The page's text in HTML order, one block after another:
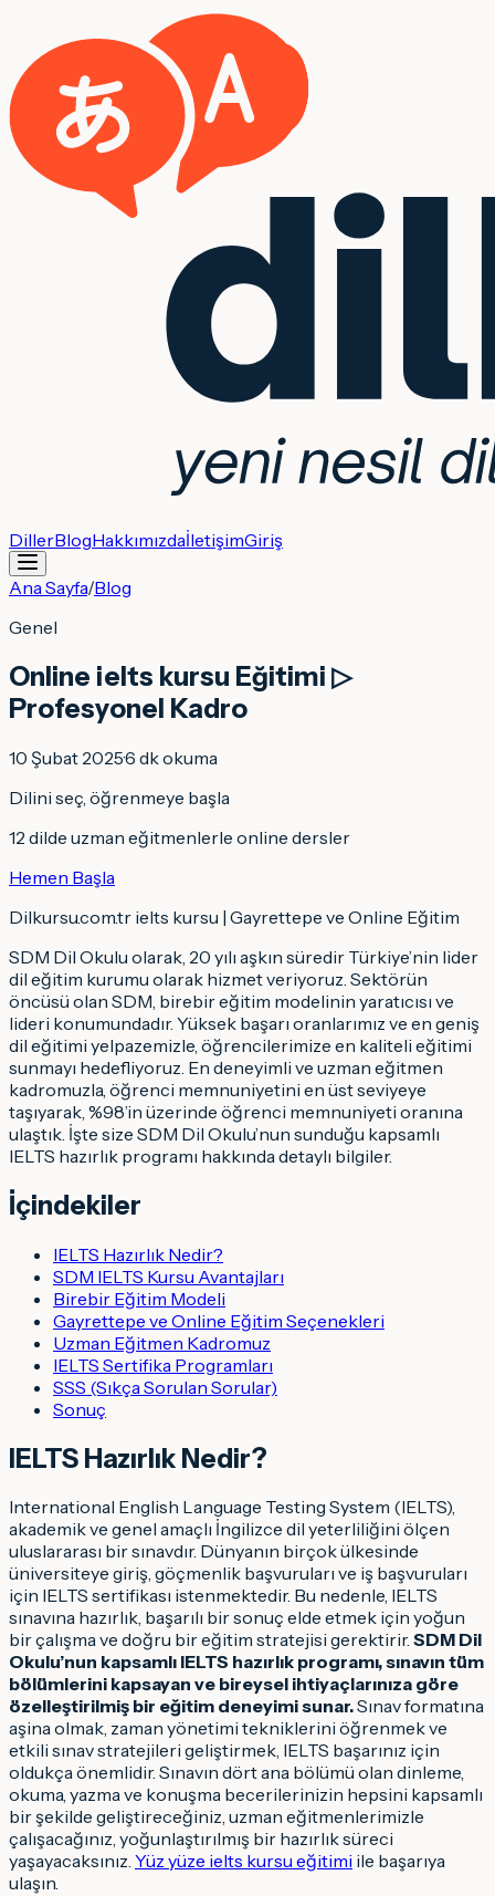
DillerBlogHakkımızdaİletişimGiriş
Ana Sayfa/Blog
Genel
Online ielts kursu Eğitimi ▷
Profesyonel Kadro
10 Şubat 2025·6 dk okuma
Dilini seç, öğrenmeye başla
12 dilde uzman eğitmenlerle online dersler
Hemen Başla
Dilkursu.com.tr ielts kursu | Gayrettepe ve Online Eğitim
SDM Dil Okulu olarak, 20 yılı aşkın süredir Türkiye’nin lider
dil eğitim kurumu olarak hizmet veriyoruz. Sektörün
öncüsü olan SDM, birebir eğitim modelinin yaratıcısı ve
lideri konumundadır. Yüksek başarı oranlarımız ve en geniş
dil eğitimi yelpazemizle, öğrencilerimize en kaliteli eğitimi
sunmayı hedefliyoruz. En deneyimli ve uzman eğitmen
kadromuzla, öğrenci memnuniyetini en üst seviyeye
taşıyarak, %98’in üzerinde öğrenci memnuniyeti oranına
ulaştık. İşte size SDM Dil Okulu’nun sunduğu kapsamlı
IELTS hazırlık programı hakkında detaylı bilgiler.
İçindekiler
IELTS Hazırlık Nedir?
SDM IELTS Kursu Avantajları
Birebir Eğitim Modeli
Gayrettepe ve Online Eğitim Seçenekleri
Uzman Eğitmen Kadromuz
IELTS Sertifika Programları
SSS (Sıkça Sorulan Sorular)
Sonuç
IELTS Hazırlık Nedir?
International English Language Testing System (IELTS),
akademik ve genel amaçlı İngilizce dil yeterliliğini ölçen
uluslararası bir sınavdır. Dünyanın birçok ülkesinde
üniversiteye giriş, göçmenlik başvuruları ve iş başvuruları
için IELTS sertifikası istenmektedir. Bu nedenle, IELTS
sınavına hazırlık, başarılı bir sonuç elde etmek için yoğun
bir çalışma ve doğru bir eğitim stratejisi gerektirir. SDM Dil
Okulu’nun kapsamlı IELTS hazırlık programı, sınavın tüm
bölümlerini kapsayan ve bireysel ihtiyaçlarınıza göre
özelleştirilmiş bir eğitim deneyimi sunar.Sınav formatına
aşina olmak, zaman yönetimi tekniklerini öğrenmek ve
etkili sınav stratejileri geliştirmek, IELTS başarınız için
oldukça önemlidir. Sınavın dört ana bölümü olan dinleme,
okuma, yazma ve konuşma becerilerinizin hepsini kapsamlı
bir şekilde geliştireceğiniz, uzman eğitmenlerimizle
çalışacağınız, yoğunlaştırılmış bir hazırlık süreci
yaşayacaksınız. Yüz yüze ielts kursu eğitimi ile başarıya
ulaşın.